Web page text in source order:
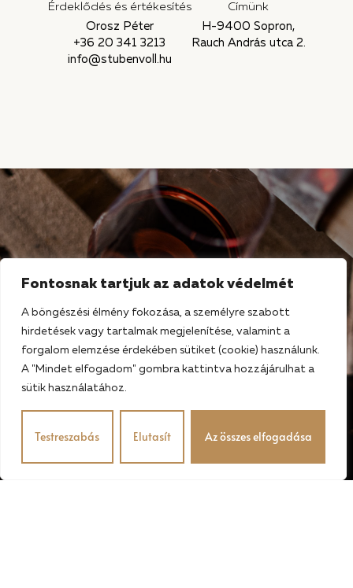
Fontosnak tartjuk az adatok védelmét
A böngészési élmény fokozása, a személyre szabott
hirdetések vagy tartalmak megjelenítése, valamint a
forgalom elemzése érdekében sütiket (cookie) használunk.
A "Mindet elfogadom" gombra kattintva hozzájárulhat a
sütik használatához.
Testreszabás Elutasít Az összes elfogadása
Érdeklődés és értékesítés
Orosz Péter
+36 20 341 3213
info@stubenvoll.hu
Címünk
H-9400 Sopron,
Rauch András utca 2.